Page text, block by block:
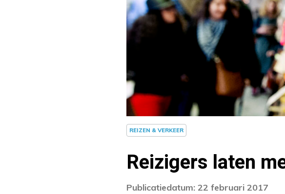
REIZEN & VERKEER
Reizigers laten
Publicatiedatum: 22 februari 2017